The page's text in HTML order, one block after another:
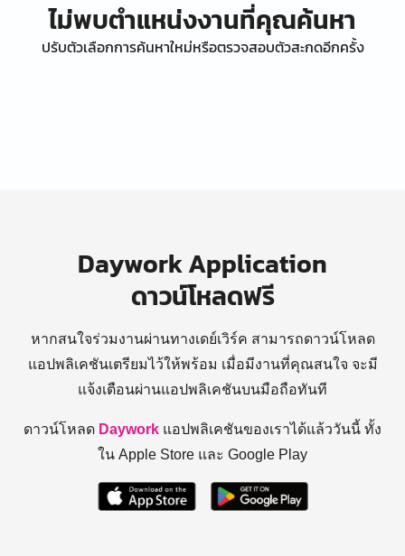
ไม่พบตำแหน่งงานที่คุณค้นหา
ปรับตัวเลือกการค้นหาใหม่หรือตรวจสอบตัวสะกดอีกครั้ง
Daywork Application
ดาวน์โหลดฟรี
หากสนใจร่วมงานผ่านทางเดย์เวิร์ค สามารถดาวน์โหลด
แอปพลิเคชันเตรียมไว้ให้พร้อม เมื่อมีงานที่คุณสนใจ จะมี
แจ้งเตือนผ่านแอปพลิเคชันบนมือถือทันที
ดาวน์โหลด Daywork แอปพลิเคชันของเราได้แล้ววันนี้ ทั้ง
ใน Apple Store และ Google Play